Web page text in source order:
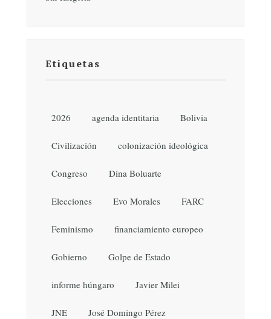
Etiquetas
2026 agenda identitaria Bolivia
Civilización colonización ideológica
Congreso Dina Boluarte
Elecciones Evo Morales FARC
Feminismo financiamiento europeo
Gobierno Golpe de Estado
informe húngaro Javier Milei
JNE José Domingo Pérez